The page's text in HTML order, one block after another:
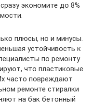
экономите до 8%
плюсы, но и минусы.
устойчивость к
по ремонту
что пластиковые
часто повреждают
ремонте стиралки
на бак бетонный